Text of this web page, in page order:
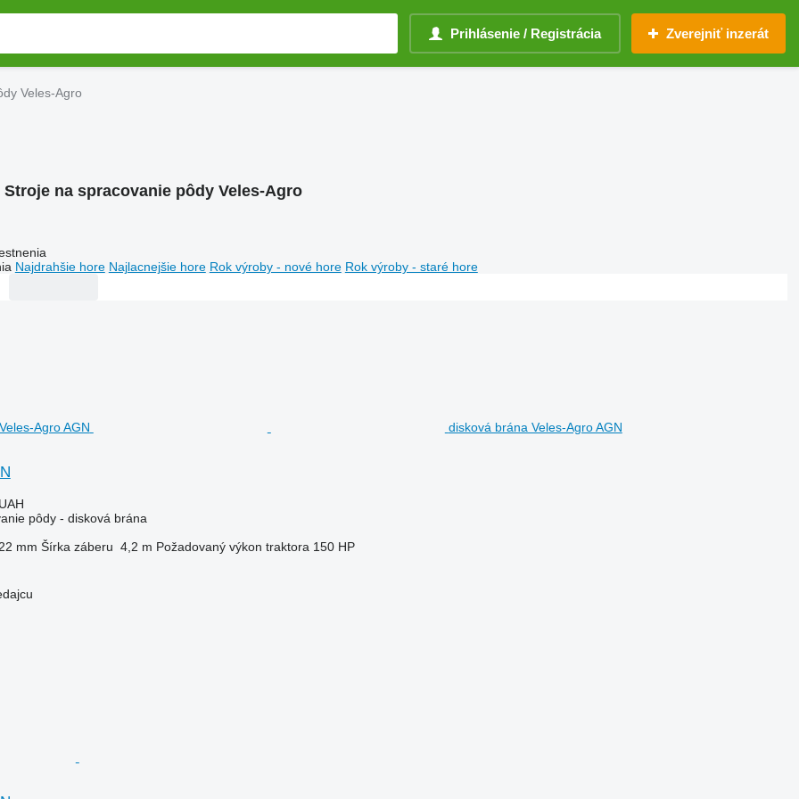
Prihlásenie / Registrácia Zverejniť inzerát
Veles-Agro
Stroje na spracovanie pôdy Veles-Agro
Najdrahšie hore Najlacnejšie hore Rok výroby - nové hore Rok výroby - staré hore
disková brána Veles-Agro AGN
pôdy - disková brána
mm Šírka záberu 4,2 m Požadovaný výkon traktora 150 HP